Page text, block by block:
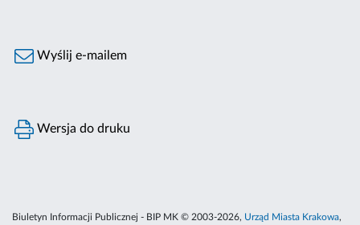
Wyślij e-mailem
Wersja do druku
Biuletyn Informacji Publicznej - BIP MK © 2003-2026, Urząd Miasta Krakowa,